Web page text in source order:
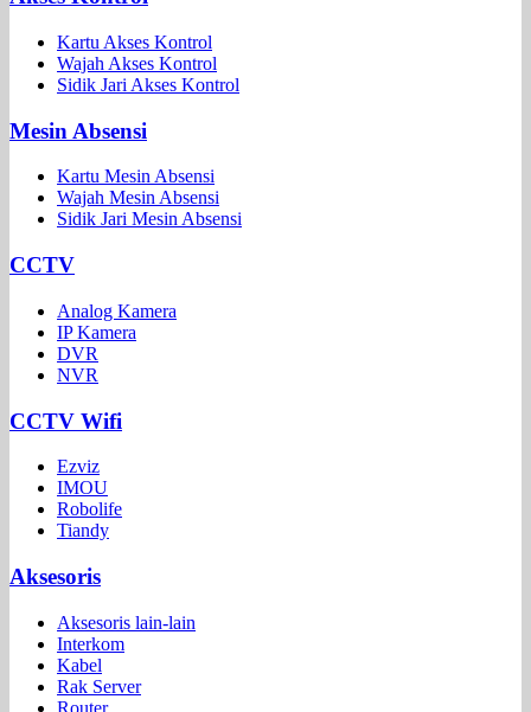
Kartu Akses Kontrol
Wajah Akses Kontrol
Sidik Jari Akses Kontrol
Mesin Absensi
Kartu Mesin Absensi
Wajah Mesin Absensi
Sidik Jari Mesin Absensi
CCTV
Analog Kamera
IP Kamera
DVR
NVR
CCTV Wifi
Ezviz
IMOU
Robolife
Tiandy
Aksesoris
Aksesoris lain-lain
Interkom
Kabel
Rak Server
Router